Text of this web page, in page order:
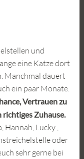
und
eine Katze dort
Manchmal dauert
ein paar Monate.
Vertrauen zu
richtiges Zuhause.
Lucky ,
oder
sehr gerne bei